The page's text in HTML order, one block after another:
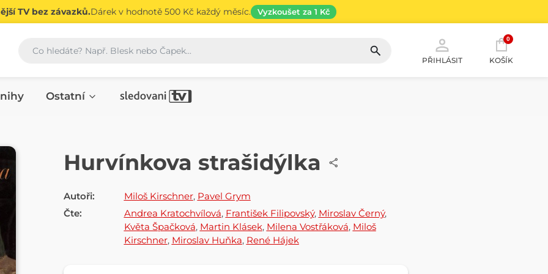
TV bez závazků.Dárek v hodnotě 500 Kč každý měsíc. Vyzkoušet za 1 Kč
Vyhledávání
PŘIHLÁSIT
0
KOŠÍK
Ostatní
AUDIOKNIHA
Hurvínkova strašidýlka
Autoři: Miloš Kirschner, Pavel Grym
Čte:
Andrea Kratochvílová, František Filipovský, Miroslav Černý,
Květa Špačková, Martin Klásek, Milena Vostřáková, Miloš
Kirschner, Miroslav Huňka, René Hájek